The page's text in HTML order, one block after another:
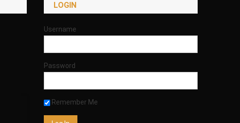
LOGIN
Username
Password
Remember Me